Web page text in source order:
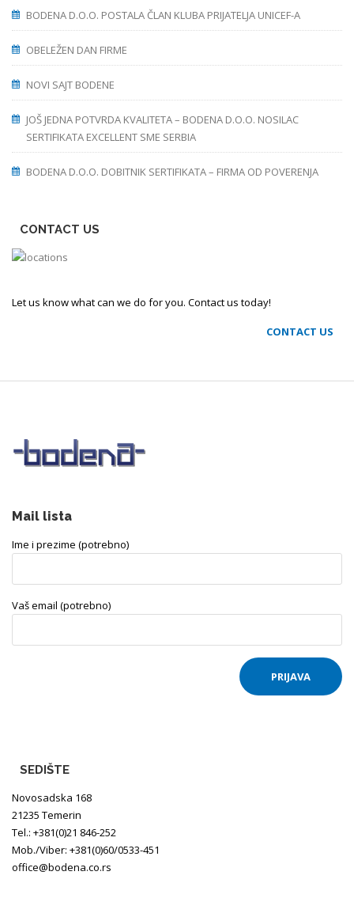
BODENA D.O.O. POSTALA ČLAN KLUBA PRIJATELJA UNICEF-A
OBELEŽEN DAN FIRME
NOVI SAJT BODENE
JOŠ JEDNA POTVRDA KVALITETA – BODENA D.O.O. NOSILAC
SERTIFIKATA EXCELLENT SME SERBIA
BODENA D.O.O. DOBITNIK SERTIFIKATA – FIRMA OD POVERENJA
CONTACT US
Let us know what can we do for you. Contact us today!
CONTACT US
Mail lista
Ime i prezime (potrebno)
Vaš email (potrebno)
SEDIŠTE
Novosadska 168
21235 Temerin
Tel.: +381(0)21 846-252
Mob./Viber: +381(0)60/0533-451
office@bodena.co.rs